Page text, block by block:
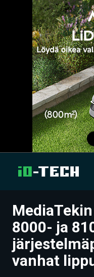
UUTISET
ARTIKKELIT
VIDEOT
8000- ja
vanhat